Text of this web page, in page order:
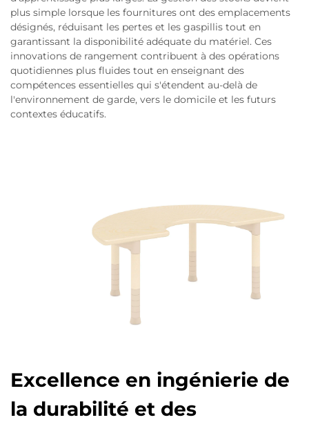
plus simple lorsque les fournitures ont des emplacements
désignés, réduisant les pertes et les gaspillis tout en
garantissant la disponibilité adéquate du matériel. Ces
innovations de rangement contribuent à des opérations
quotidiennes plus fluides tout en enseignant des
compétences essentielles qui s'étendent au-delà de
l'environnement de garde, vers le domicile et les futurs
contextes éducatifs.
Excellence en ingénierie de
la durabilité et des